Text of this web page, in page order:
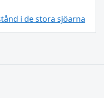
i de stora sjöarna